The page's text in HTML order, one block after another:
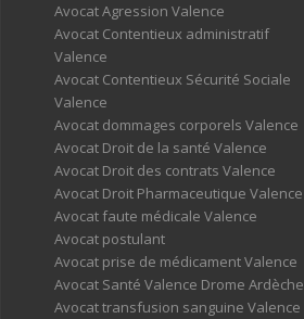
Avocat Agression Valence
Avocat Contentieux administratif
Valence
Avocat Contentieux Sécurité Sociale
Valence
Avocat dommages corporels Valence
Avocat Droit de la santé Valence
Avocat Droit des contrats Valence
Avocat Droit Pharmaceutique Valence
Avocat faute médicale Valence
Avocat postulant
Avocat prise de médicament Valence
Avocat Santé Valence Drome Ardèche
Avocat transfusion sanguine Valence